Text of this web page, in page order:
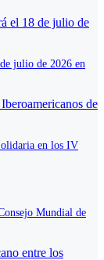
julio de 2026 en
en los IV
Mundial de